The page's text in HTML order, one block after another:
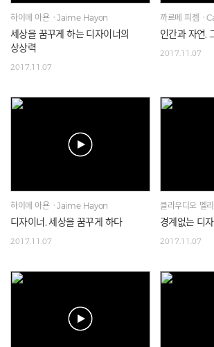
하이메 아욘ㆍJaime Hayon
세상을 꿈꾸게 하는 디자이너의
상상력
2017.11.07
까르메 피젬ㆍ
인간과 자연,
2017.11.07
하이메 아욘ㆍJaime Hayon
디자이너, 세상을 꿈꾸게 하다
2017.11.07
클라우디오 벨
경계없는 디
2017.11.07